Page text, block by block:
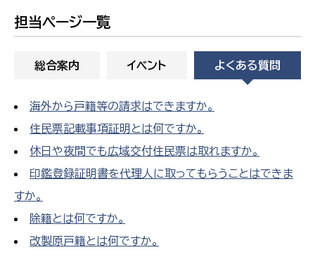
担当ページ一覧
総合案内 イベント よくある質問
海外から戸籍等の請求はできますか。
住民票記載事項証明とは何ですか。
休日や夜間でも広域交付住民票は取れますか。
印鑑登録証明書を代理人に取ってもらうことはできま
すか。
除籍とは何ですか。
改製原戸籍とは何ですか。